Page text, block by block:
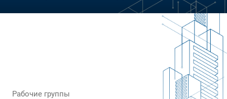
Рабочие группы